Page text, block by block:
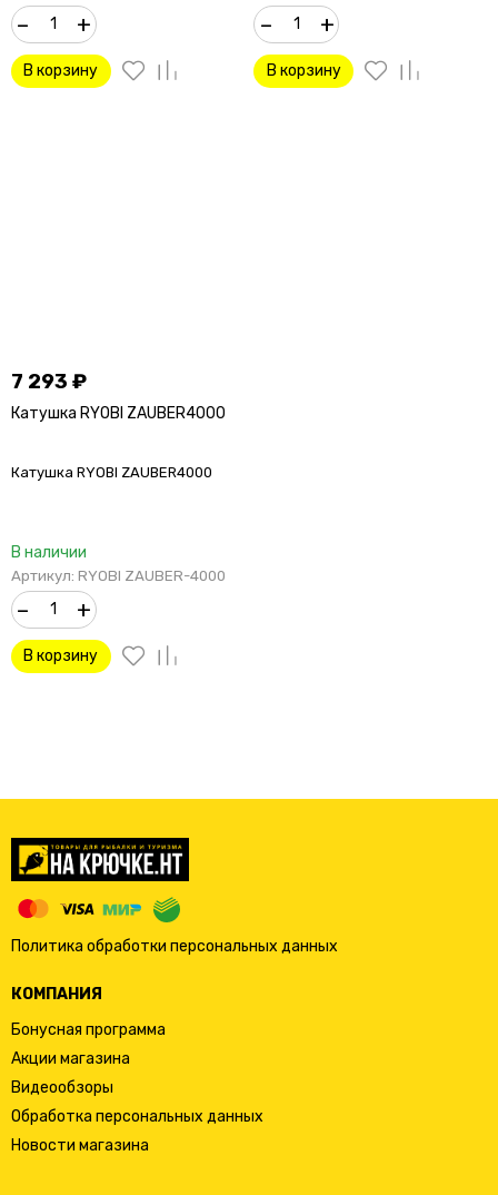
– +
В корзину
– +
В корзину
7 293 ₽
Катушка RYOBI ZAUBER4000
Катушка RYOBI ZAUBER4000
В наличии
Артикул: RYOBI ZAUBER-4000
– +
В корзину
Политика обработки персональных данных
КОМПАНИЯ
Бонусная программа
Акции магазина
Видеообзоры
Обработка персональных данных
Новости магазина